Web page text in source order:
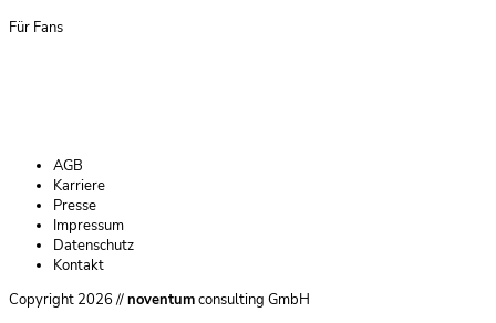
Für Fans
Navigation
überspringen
AGB
Karriere
Presse
Impressum
Datenschutz
Kontakt
Copyright 2026 //noventumconsulting GmbH